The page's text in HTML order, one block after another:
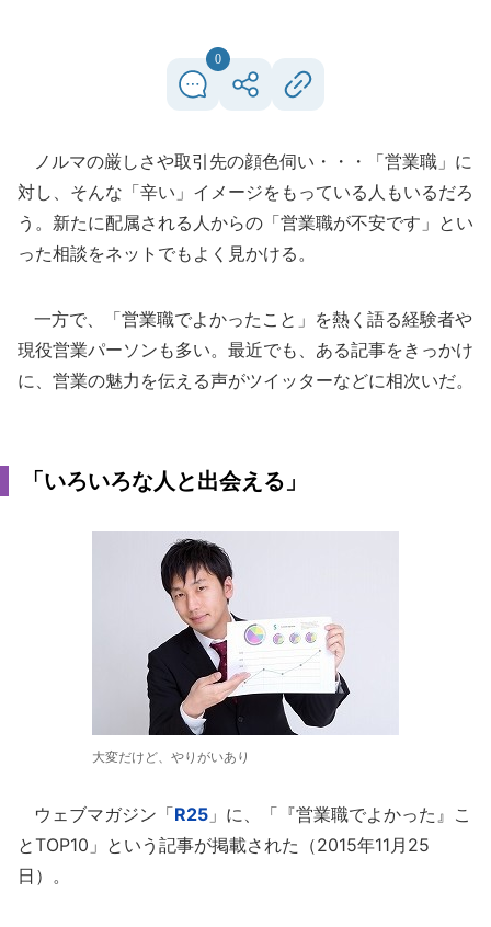
0
ノルマの厳しさや取引先の顔色伺い・・・「営業職」に
対し、そんな「辛い」イメージをもっている人もいるだろ
う。新たに配属される人からの「営業職が不安です」とい
った相談をネットでもよく見かける。
一方で、「営業職でよかったこと」を熱く語る経験者や
現役営業パーソンも多い。最近でも、ある記事をきっかけ
に、営業の魅力を伝える声がツイッターなどに相次いだ。
「いろいろな人と出会える」
大変だけど、やりがいあり
ウェブマガジン「R25 」に、「『営業職でよかった』こ
とTOP10」という記事が掲載された（2015年11月25
日）。